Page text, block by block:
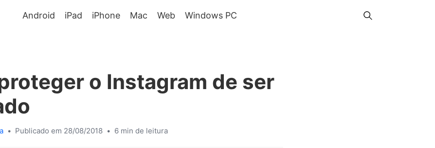
Android iPad iPhone Mac Web Windows PC
o Instagram de ser
• Publicado em 28/08/2018 • 6 min de leitura